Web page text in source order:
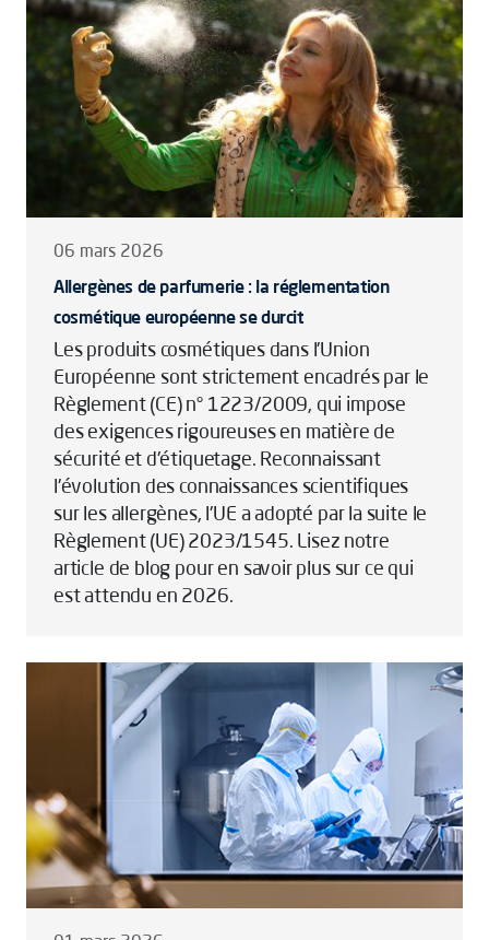
06 mars 2026
Allergènes de parfumerie : la réglementation
cosmétique européenne se durcit
Les produits cosmétiques dans l'Union
Européenne sont strictement encadrés par le
Règlement (CE) n° 1223/2009, qui impose
des exigences rigoureuses en matière de
sécurité et d'étiquetage. Reconnaissant
l'évolution des connaissances scientifiques
sur les allergènes, l'UE a adopté par la suite le
Règlement (UE) 2023/1545. Lisez notre
article de blog pour en savoir plus sur ce qui
est attendu en 2026.